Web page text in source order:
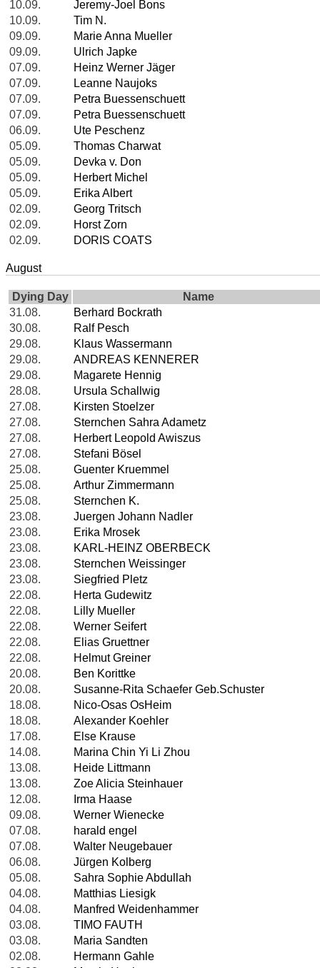
10.09.
Jeremy-Joel Bons
10.09.
Tim N.
09.09.
Marie Anna Mueller
09.09.
Ulrich Japke
07.09.
Heinz Werner Jäger
07.09.
Leanne Naujoks
07.09.
Petra Buessenschuett
07.09.
Petra Buessenschuett
06.09.
Ute Peschenz
05.09.
Thomas Charwat
05.09.
Devka v. Don
05.09.
Herbert Michel
05.09.
Erika Albert
02.09.
Georg Tritsch
02.09.
Horst Zorn
02.09.
DORIS COATS
August
Dying Day
Name
31.08.
Berhard Bockrath
30.08.
Ralf Pesch
29.08.
Klaus Wassermann
29.08.
ANDREAS KENNERER
29.08.
Magarete Hennig
28.08.
Ursula Schallwig
27.08.
Kirsten Stoelzer
27.08.
Sternchen Sahra Adametz
27.08.
Herbert Leopold Awiszus
27.08.
Stefani Bösel
25.08.
Guenter Kruemmel
25.08.
Arthur Zimmermann
25.08.
Sternchen K.
23.08.
Juergen Johann Nadler
23.08.
Erika Mrosek
23.08.
KARL-HEINZ OBERBECK
23.08.
Sternchen Weissinger
23.08.
Siegfried Pletz
22.08.
Herta Gudewitz
22.08.
Lilly Mueller
22.08.
Werner Seifert
22.08.
Elias Gruettner
22.08.
Helmut Greiner
20.08.
Ben Korittke
20.08.
Susanne-Rita Schaefer Geb.Schuster
18.08.
Nico-Osas OsHeim
18.08.
Alexander Koehler
17.08.
Else Krause
14.08.
Marina Chin Yi Li Zhou
13.08.
Heide Littmann
13.08.
Zoe Alicia Steinhauer
12.08.
Irma Haase
09.08.
Werner Wienecke
07.08.
harald engel
07.08.
Walter Neugebauer
06.08.
Jürgen Kolberg
05.08.
Sahra Sophie Abdullah
04.08.
Matthias Liesigk
04.08.
Manfred Weidenhammer
03.08.
TIMO FAUTH
03.08.
Maria Sandten
02.08.
Hermann Gahle